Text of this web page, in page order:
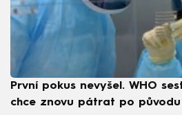
První pokus nevyšel. WHO
chce znovu pátrat po